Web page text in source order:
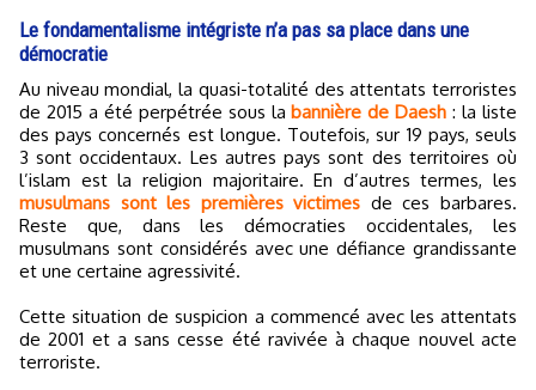
Le fondamentalisme intégriste n’a pas sa place dans une
démocratie
Au niveau mondial, la quasi-totalité des attentats terroristes
de 2015 a été perpétrée sous la bannière de Daesh : la liste
des pays concernés est longue. Toutefois, sur 19 pays, seuls
3 sont occidentaux. Les autres pays sont des territoires où
l’islam est la religion majoritaire. En d’autres termes, les
musulmans sont les premières victimes de ces barbares.
Reste que, dans les démocraties occidentales, les
musulmans sont considérés avec une défiance grandissante
et une certaine agressivité.
Cette situation de suspicion a commencé avec les attentats
de 2001 et a sans cesse été ravivée à chaque nouvel acte
terroriste.